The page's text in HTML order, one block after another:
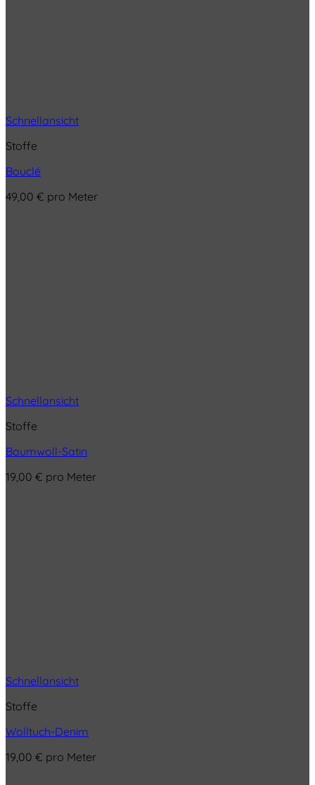
Schnellansicht
Stoffe
Bouclé
49,00 € pro Meter
Schnellansicht
Stoffe
Baumwoll-Satin
19,00 € pro Meter
Schnellansicht
Stoffe
Wolltuch-Denim
19,00 € pro Meter